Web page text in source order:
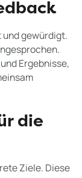
gewürdigt.
Ergebnisse,
die
Ziele. Diese